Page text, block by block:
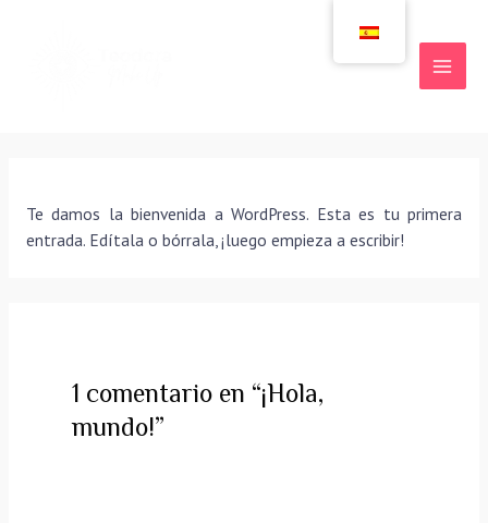
Te damos la bienvenida a WordPress. Esta es tu primera
entrada. Edítala o bórrala, ¡luego empieza a escribir!
1 comentario en “¡Hola,
mundo!”